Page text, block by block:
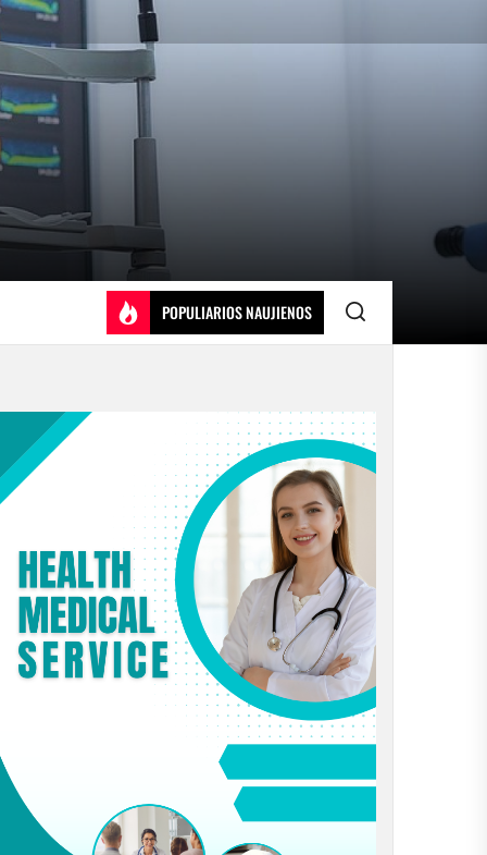
POPULIARIOS NAUJIENOS